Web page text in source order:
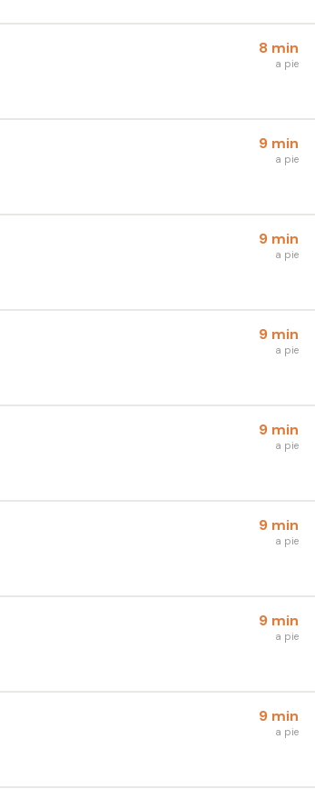
8 min
a pie
9 min
a pie
9 min
a pie
9 min
a pie
9 min
a pie
9 min
a pie
9 min
a pie
9 min
a pie